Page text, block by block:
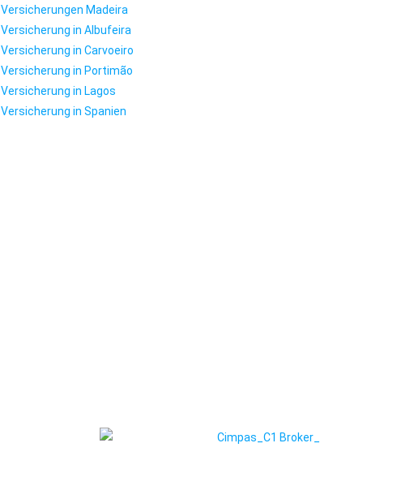
Versicherungen Madeira
Versicherung in Albufeira
Versicherung in Carvoeiro
Versicherung in Portimão
Versicherung in Lagos
Versicherung in Spanien